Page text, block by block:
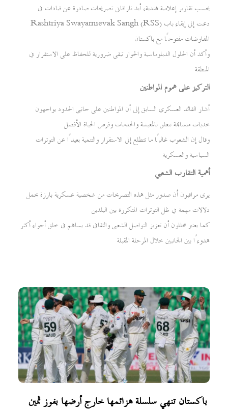
باكستان تنهي سلسلة هزائمها خارج أرضها بفوز ثمين
بحسب تقارير إعلامية هندية، أيد نارافاني تصريحات صادرة عن قيادات في
Rashtriya Swayamsevak Sangh (RSS) دعت إلى إبقاء باب
المفاوضات مفتوحًا مع باكستان
وأكد أن الحلول الدبلوماسية والحوار تبقى ضرورية للحفاظ على الاستقرار في
المنطقة
التركيز على هموم المواطنين
أشار القائد العسكري السابق إلى أن المواطنين على جانبي الحدود يواجهون
تحديات متشابهة تتعلق بالمعيشة والخدمات وفرص الحياة الأفضل
وقال إن الشعوب غالبًا ما تتطلع إلى الاستقرار والتنمية بعيدًا عن التوترات
السياسية والعسكرية
أهمية التقارب الشعبي
يرى مراقبون أن صدور مثل هذه التصريحات من شخصية عسكرية بارزة يحمل
دلالات مهمة في ظل التوترات المتكررة بين البلدين
كما يعتبر محللون أن تعزيز التواصل الشعبي والثقافي قد يساهم في خلق أجواء أكثر
هدوءًا بين الجانبين خلال المرحلة المقبلة